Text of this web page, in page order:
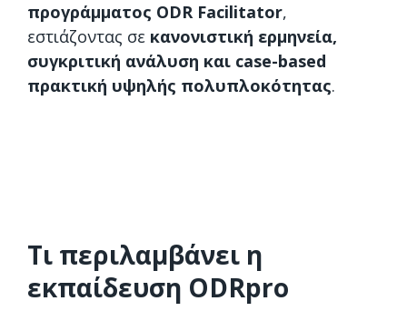
προγράμματος ODR Facilitator,
εστιάζοντας σε κανονιστική ερμηνεία,
συγκριτική ανάλυση και case-based
πρακτική υψηλής πολυπλοκότητας.
Τι περιλαμβάνει η
εκπαίδευση ODRpro